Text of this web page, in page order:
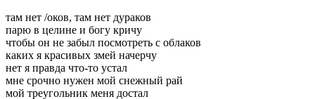
там нет /оков, там нет дураков
парю в целине и богу кричу
чтобы он не забыл посмотреть с облаков
каких я красивых змей начерчу
нет я правда что-то устал
мне срочно нужен мой снежный рай
мой треугольник меня достал